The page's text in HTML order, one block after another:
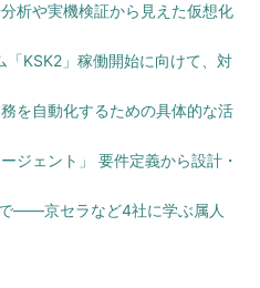
析や実機検証から見えた仮想化
「KSK2」稼働開始に向けて、対
を自動化するための具体的な活
ジェント」 要件定義から設計・
――京セラなど4社に学ぶ属人